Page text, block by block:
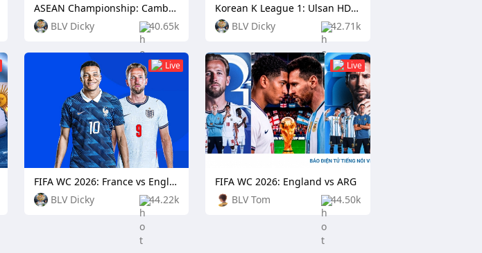
BLV Dicky 40.65k
ASEAN Championship: Cambodia vs Singapore
BLV Dicky 42.71k
Korean K League 1: Ulsan HD FC vs Incheon United
Live
BLV Dicky 44.22k
FIFA WC 2026: France vs England
Live
BLV Tom 44.50k
FIFA WC 2026: England vs ARG